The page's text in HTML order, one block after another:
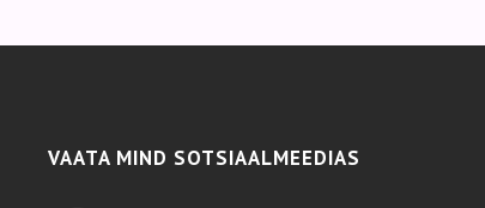
VAATA MIND SOTSIAALMEEDIAS